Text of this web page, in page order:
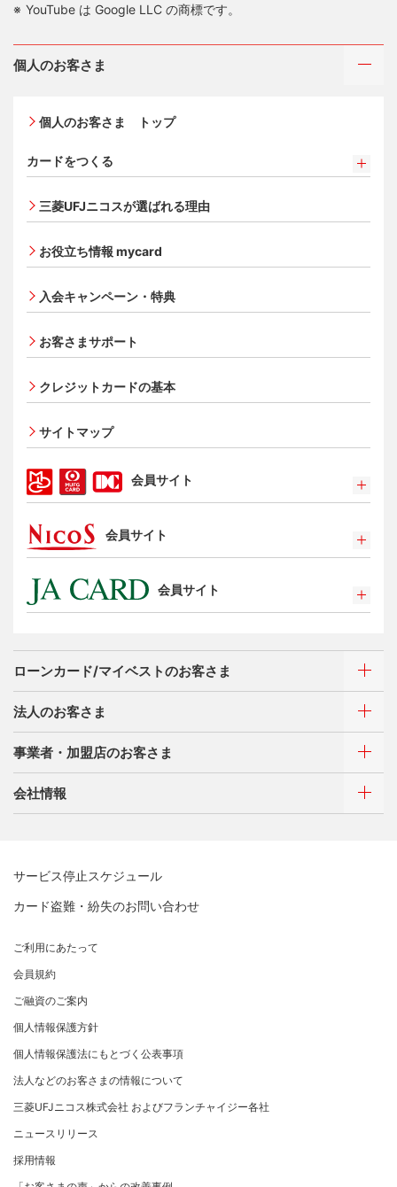
YouTube は Google LLC の商標です。
個人のお客さま
個人のお客さま トップ
カードをつくる
三菱ＵＦＪカード
三菱ＵＦＪカード・プラチナ・アメリカン・エキスプレ
オンライン入会申し込みの流れ
追加できるカード・機能
UnionPay（銀聯）カード
ETCカード
エクスプレス予約サービス（プラスEX会員）
タッチ決済
三菱UFJニコスが選ばれる理由
お役立ち情報 mycard
入会キャンペーン・特典
お客さまサポート
クレジットカードの基本
サイトマップ
会員サイト
特典・サービス
選べるお支払方法
カードローン・キャッシング
お客さまサポート
会員サイト
特典・サービス
選べるお支払方法
お客さまサポート
サイトマップ
会員サイト
特典・サービス
選べるお支払方法
お客さまサポート
サイトマップ
ローンカード/マイベストのお客さま
ご利用・お支払い方法
ATMネットワーク
借入時残高スライドリボルビング方式
各種照会・お手続き
三菱UFJニコス ローンカード 各種規約
法人のお客さま
三菱ＵＦＪカード会員の方
NICOSカード会員の方
プラチナ会員さま専用の特別なサービス Platinum
Special Service
大規模企業のお客さまだけにご利用いただけるサービス
各種照会・お手続き
法人のお客さま サイトマップ
法人向けポータルサイト
事業者・加盟店のお客さま
お取り扱いいただけるカード情報とお支払い情報
加盟店規約/その他ご注意事項
個人情報のお取り扱いに関するお願い
[EC加盟店さまへ] 情報漏えい対策のお願い
[EC加盟店さまへ] 不正ログイン対策のお願い
サービス・ソリューション
ト）
セキュリティサービス
よくあるご質問
事業者・加盟店のお客さま
法人向けポータルサイト
会社情報
三菱UFJニコスについて
経営ビジョン・行動規範
企業姿勢・ポリシー
コンプライアンス
コーポレートガバナンスについて
情報セキュリティの取り組み
リスク管理
マネー・ローンダリングおよびテロ資金供与等の対策に
関する取り組み
個人情報保護方針
クレジットポリシー
金融商品販売などの勧誘方針
お客さま応対における当社の方針
サステナビリティへの取り組み
サステナビリティへの取り組み
SDGsの達成に向けて
復興支援活動
お客さまに寄り添う
従業員とともに
MUFGグループ/サステナビリティサイト
ニュースリリース
お問い合わせ
重要なお知らせ
サービス停止スケジュール
カード盗難・紛失のお問い合わせ
ご利用にあたって
会員規約
ご融資のご案内
個人情報保護方針
個人情報保護法にもとづく公表事項
法人などのお客さまの情報について
三菱UFJニコス株式会社 およびフランチャイジー各社
ニュースリリース
採用情報